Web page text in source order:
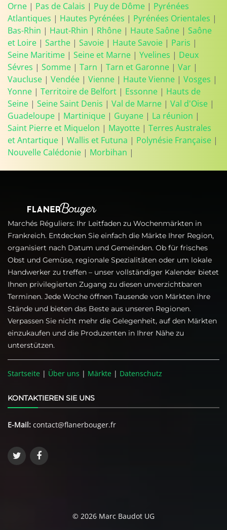
Orne | Pas de Calais | Puy de Dôme | Pyrénées
Atlantiques | Hautes Pyrénées | Pyrénées Orientales |
Bas-Rhin | Haut-Rhin | Rhône | Haute Saône | Saône
et Loire | Sarthe | Savoie | Haute Savoie | Paris |
Seine Maritime | Seine et Marne | Yvelines | Deux
Sévres | Somme | Tarn | Tarn et Garonne | Var |
Vaucluse | Vendée | Vienne | Haute Vienne | Vosges |
Yonne | Territoire de Belfort | Essonne | Hauts de
Seine | Seine Saint Denis | Val de Marne | Val d'Oise |
Guadeloupe | Martinique | Guyane | La réunion |
Saint Pierre et Miquelon | Mayotte | Terres Australes
et Antartique | Wallis et Futuna | Polynésie Française |
Nouvelle Calédonie | Morbihan |
Marchés Réguliers: Ihr Leitfaden zu Wochenmärkten in
Frankreich. Entdecken Sie einfach die Märkte Ihrer Region,
organisiert nach Datum und Gemeinden. Ob für frisches
Obst und Gemüse, regionale Spezialitäten oder um lokale
Handwerker zu treffen – unser vollständiger Kalender bietet
Ihnen privilegierten Zugang zu diesen unverzichtbaren
Terminen. Jede Woche öffnen Tausende von Märkten ihre
Stände und bieten das Beste aus unseren Regionen.
Verpassen Sie nicht mehr die Gelegenheit, auf den Märkten
einzukaufen und die Produzenten in Ihrer Nähe zu
unterstützen.
Startseite | Über uns | Märkte | Datenschutz
KONTAKTIEREN SIE UNS
E-Mail: contact@flanerbouger.fr
© 2026 Marc Baudot UG